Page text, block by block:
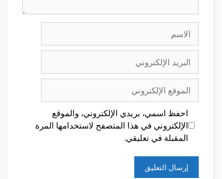
الإلكتروني
الإلكتروني
احفظ اسمي، بريدي الإلكتروني، والموقع
الإلكتروني في هذا المتصفح لاستخدامها المرة
المقبلة في تعليقي.